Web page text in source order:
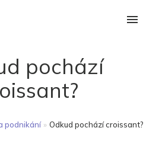
pochází
podnikání » Odkud pochází croissant?